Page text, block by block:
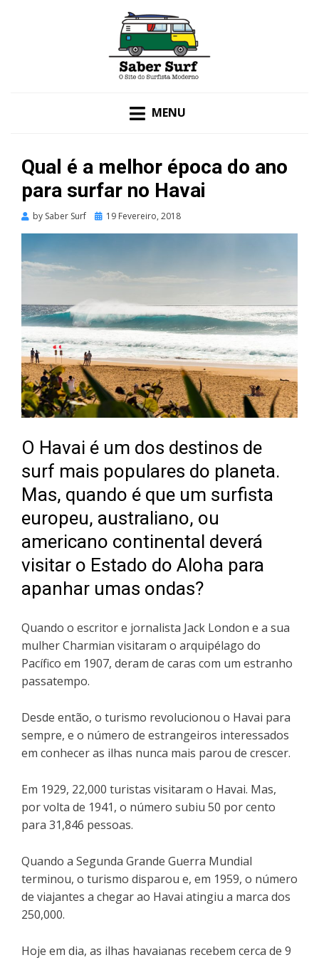
MENU
Qual é a melhor época do ano
para surfar no Havai
by Saber Surf
Posted
19 Fevereiro, 2018
O Havai é um dos destinos de
surf mais populares do planeta.
Mas, quando é que um surfista
europeu, australiano, ou
americano continental deverá
visitar o Estado do Aloha para
apanhar umas ondas?
Quando o escritor e jornalista Jack London e a sua
mulher Charmian visitaram o arquipélago do
Pacífico em 1907, deram de caras com um estranho
passatempo.
Desde então, o turismo revolucionou o Havai para
sempre, e o número de estrangeiros interessados
em conhecer as ilhas nunca mais parou de crescer.
Em 1929, 22,000 turistas visitaram o Havai. Mas,
por volta de 1941, o número subiu 50 por cento
para 31,846 pessoas.
Quando a Segunda Grande Guerra Mundial
terminou, o turismo disparou e, em 1959, o número
de viajantes a chegar ao Havai atingiu a marca dos
250,000.
Hoje em dia, as ilhas havaianas recebem cerca de 9